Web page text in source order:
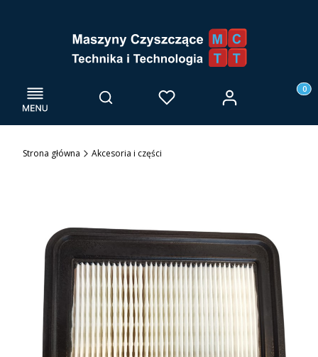
Menu Otwórz wyszukiwarkę
Szukaj Ulubione Zaloguj się
Strona główna Akcesoria i części